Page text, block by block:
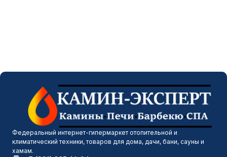
Федеральный интернет-гипермаркет отопительной и
климатический техники, товаров для дома, дачи, бани, сауны и
хамам.